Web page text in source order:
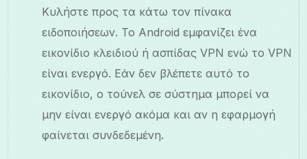
Κυλήστε προς τα κάτω τον πίνακα
ειδοποιήσεων. Το Android εμφανίζει ένα
εικονίδιο κλειδιού ή ασπίδας VPN ενώ το VPN
είναι ενεργό. Εάν δεν βλέπετε αυτό το
εικονίδιο, ο τούνελ σε σύστημα μπορεί να
μην είναι ενεργό ακόμα και αν η εφαρμογή
φαίνεται συνδεδεμένη.